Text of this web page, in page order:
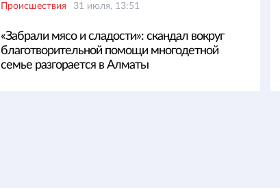
Происшествия 31 июля, 13:51
«Забрали мясо и сладости»: скандал вокруг
благотворительной помощи многодетной
семье разгорается в Алматы